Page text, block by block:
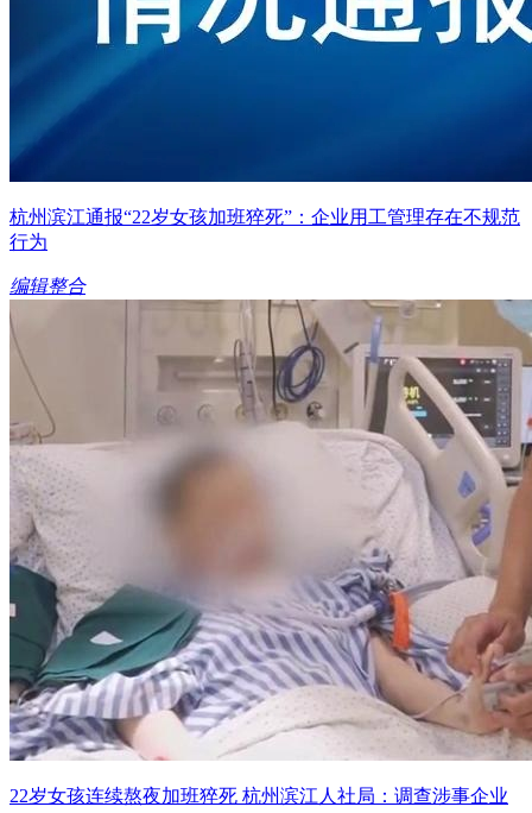
杭州滨江通报“22岁女孩加班猝死”：企业用工管理存在不规范
行为
编辑整合
22岁女孩连续熬夜加班猝死 杭州滨江人社局：调查涉事企业